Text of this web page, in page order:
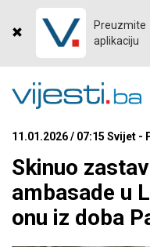
Preuzmite
aplikaciju
11.01.2026 / 07:15 Svijet -
Skinuo
ambasade u
onu iz doba